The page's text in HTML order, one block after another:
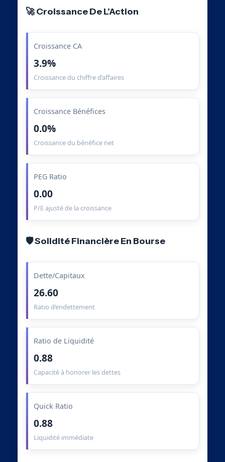
🚀 Croissance De L’Action
Croissance CA
3.9%
Croissance du chiffre d’affaires
Croissance Bénéfices
0.0%
Croissance du bénéfice net
PEG Ratio
0.00
P/E ajusté de la croissance
🛡️ Solidité Financière En Bourse
Dette/Capitaux
26.60
Ratio d’endettement
Ratio de Liquidité
0.88
Capacité à honorer les dettes
Quick Ratio
0.88
Liquidité immédiate